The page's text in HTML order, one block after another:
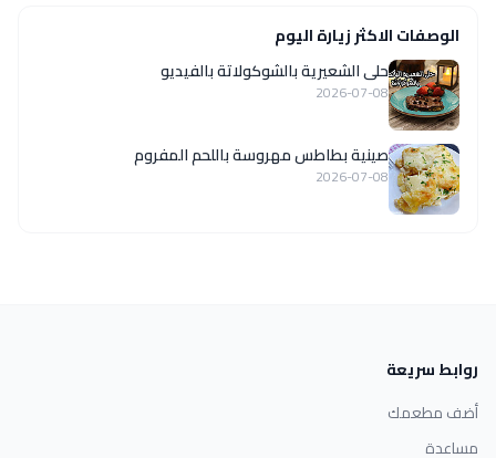
الوصفات الاكثر زيارة اليوم
حلى الشعيرية بالشوكولاتة بالفيديو
2026-07-08
صينية بطاطس مهروسة باللحم المفروم
2026-07-08
روابط سريعة
أضف مطعمك
مساعدة